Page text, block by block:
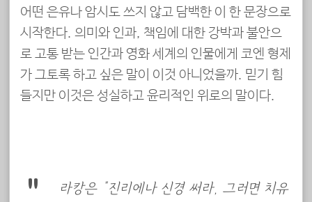
어떤 은유나 암시도 쓰지 않고 담백한 이 한 문장으로
시작한다. 의미와 인과, 책임에 대한 강박과 불안으
로 고통 받는 인간과 영화 세계의 인물에게 코엔 형제
가 그토록 하고 싶은 말이 이것 아니었을까. 믿기 힘
들지만 이것은 성실하고 윤리적인 위로의 말이다.
라캉은 “진리에나 신경 써라, 그러면 치유